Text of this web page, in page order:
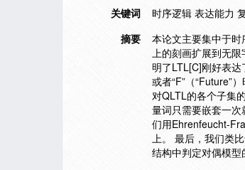
关键词
时序逻辑 表达能力
摘要
本论文主要集中于
上的刻画扩展到无
明了LTL[C]刚好表达
或者“F”（“Future”
对QLTL的各个子集
量词只需要嵌套一次
们用Ehrenfeucht-
上。 最后，我们类
结构中判定对偶模型